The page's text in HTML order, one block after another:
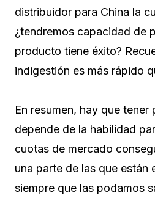
distribuidor para China la
¿tendremos capacidad de
producto tiene éxito?
indigestión es más rápido
En resumen, hay que tener
depende de la habilidad
cuotas de mercado
una parte de las que están
siempre que las podamos